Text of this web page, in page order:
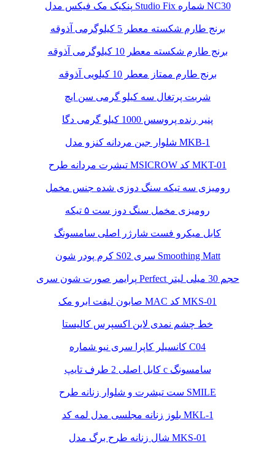
پنکیک مک فیکس مدل Studio Fix شماره NC30
برنج طارم شکسته معطر 5 کیلوگرمی آذوقه
برنج طارم شکسته معطر 10 کیلوگرمی آذوقه
برنج طارم ممتاز معطر 10 کیلویی آذوقه
شربت پرتغال سه کیلو گرمی سن ایچ
پنیر رنده پروسس 1000 کیلو گرمی دگا
شلوار جین مردانه کنزو مدل MKB-1
تیشرت مردانه طرح MSICROW کد MKT-01
رومیزی سه تیکه سنگ دوزی شده جنس مخمل
رومیزی مخمل سنگ دوز ست ۵ تیکه
کابل میکرو فست شارژر اصلی سامسونگ
کرم پودر شون S02 سری Smoothing Matt
پرایمر صورت شون سری Perfect حجم 30 میلی لیتر
صابون لیفت ابرو مک MAC کد MKS-01
خط چشم نمدی لاین اکسپرس کالیستا
کانسیلر کاپرا سری نیو شماره C04
کابل اصلی 2 طرف تایپ c سامسونگ
ست تیشرت و شلوار زنانه طرح SMILE
بلوز زنانه مجلسی مدل لمه کد MKL-1
شال زنانه طرح برگ مدل MKS-01